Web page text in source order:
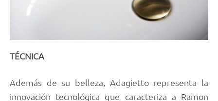
TÉCNICA
Además de su belleza, Adagietto representa la
innovación tecnológica que caracteriza a Ramon